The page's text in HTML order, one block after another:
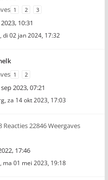
1 2 3
10:31
, di 02 jan 2024, 17:32
1 2
2023, 07:21
, za 14 okt 2023, 17:03
Reacties 22846 Weergaves
17:46
, ma 01 mei 2023, 19:18